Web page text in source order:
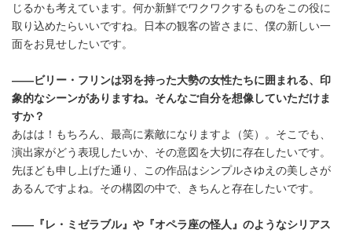
じるかも考えています。何か新鮮でワクワクするものをこの役に
取り込めたらいいですね。日本の観客の皆さまに、僕の新しい一
面をお見せしたいです。
――ビリー・フリンは羽を持った大勢の女性たちに囲まれる、印
象的なシーンがありますね。そんなご自分を想像していただけま
すか？
あはは！もちろん、最高に素敵になりますよ（笑）。そこでも、
演出家がどう表現したいか、その意図を大切に存在したいです。
先ほども申し上げた通り、この作品はシンプルさゆえの美しさが
あるんですよね。その構図の中で、きちんと存在したいです。
――『レ・ミゼラブル』や『オペラ座の怪人』のようなシリアス